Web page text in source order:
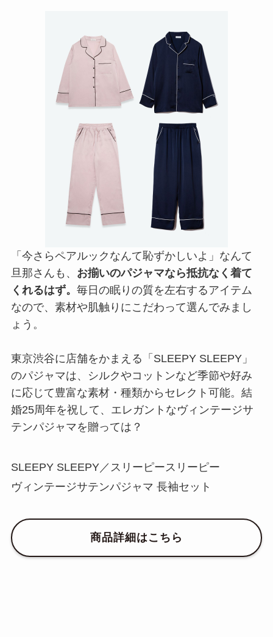
「今さらペアルックなんて恥ずかしいよ」なんて
旦那さんも、 お揃いのパジャマなら抵抗なく着て
くれるはず。 毎日の眠りの質を左右するアイテム
なので、素材や肌触りにこだわって選んでみまし
ょう。
東京渋谷に店舗をかまえる「SLEEPY SLEEPY」
のパジャマは、シルクやコットンなど季節や好み
に応じて豊富な素材・種類からセレクト可能。結
婚25周年を祝して、エレガントなヴィンテージサ
テンパジャマを贈っては？
SLEEPY SLEEPY／スリーピースリーピー
ヴィンテージサテンパジャマ 長袖セット
商品詳細はこちら